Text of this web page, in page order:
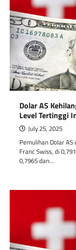
Dolar AS
Level Tertinggi
July 25, 2025
Pemulihan Dolar
Franc Swiss, di
0,7965 dan…